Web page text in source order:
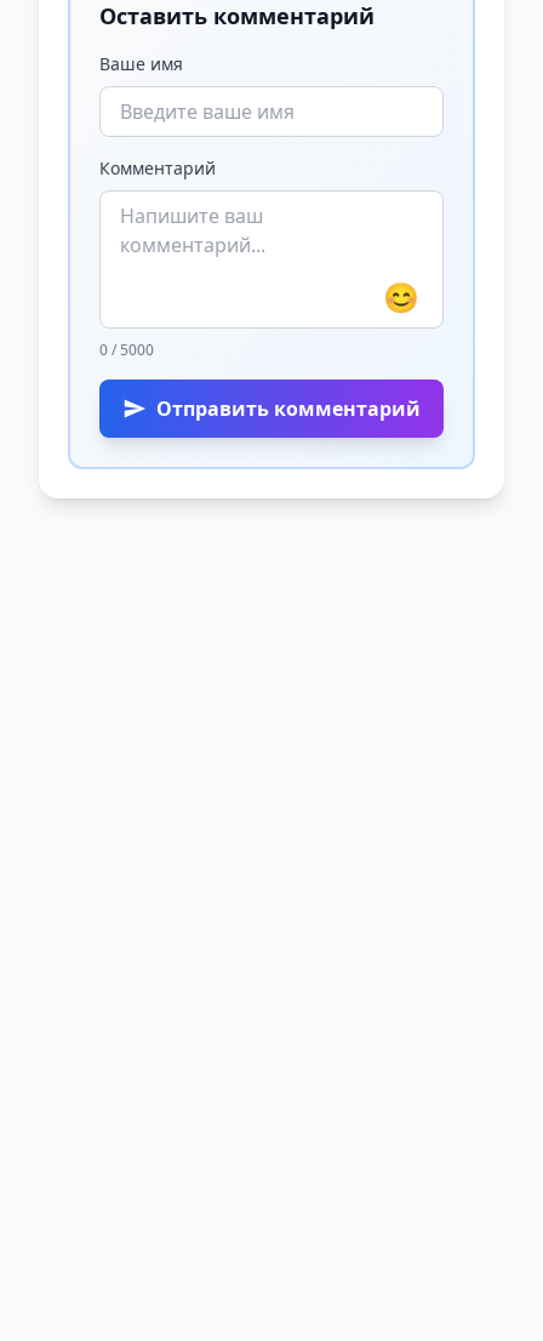
Оставить комментарий
Ваше имя
Комментарий
😊
0 / 5000
Отправить комментарий